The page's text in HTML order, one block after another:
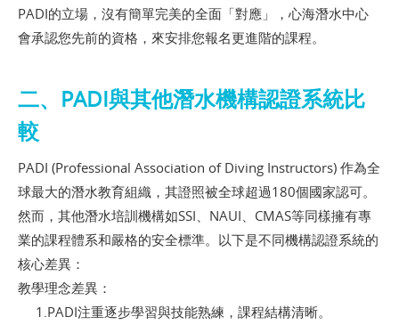
PADI的立場，沒有簡單完美的全面「對應」，心海潛水中心
會承認您先前的資格，來安排您報名更進階的課程。
二、PADI與其他潛水機構認證系統比
較
PADI (Professional Association of Diving Instructors) 作為全
球最大的潛水教育組織，其證照被全球超過180個國家認可。
然而，其他潛水培訓機構如SSI、NAUI、CMAS等同樣擁有專
業的課程體系和嚴格的安全標準。以下是不同機構認證系統的
核心差異：
教學理念差異：
1.PADI注重逐步學習與技能熟練，課程結構清晰。